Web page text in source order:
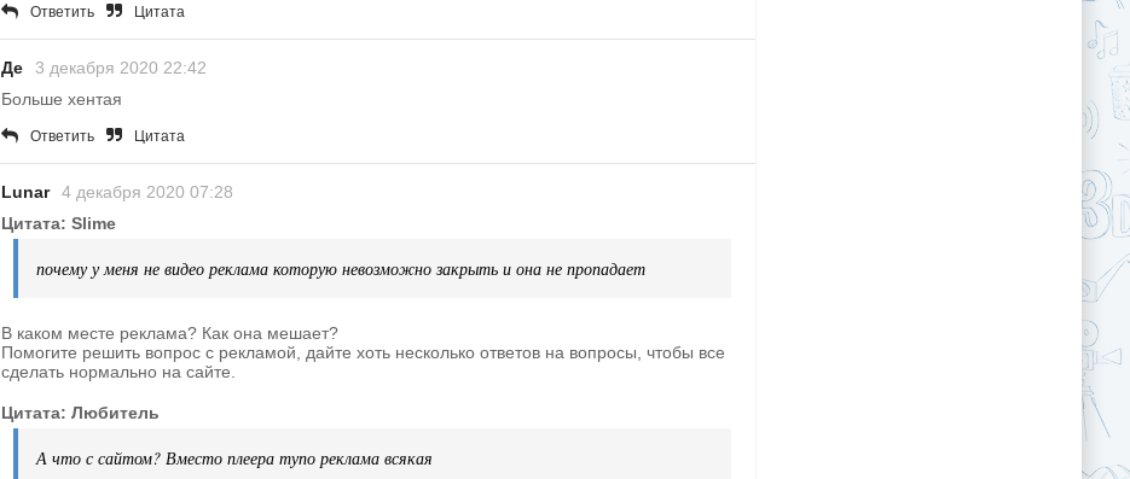
Ответить Цитата
Де
3 декабря 2020 22:42
Больше хентая
Ответить Цитата
Lunar
4 декабря 2020 07:28
Цитата: Slime
почему у меня не видео реклама которую невозможно закрыть и она не пропадает
В каком месте реклама? Как она мешает?
Помогите решить вопрос с рекламой, дайте хоть несколько ответов на вопросы, чтобы все
сделать нормально на сайте.
Цитата: Любитель
А что с сайтом? Вместо плеера тупо реклама всякая